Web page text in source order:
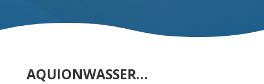
AQUIONWASSER…